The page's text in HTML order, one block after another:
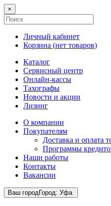
×
Личный кабинет
Корзина (нет товаров)
Каталог
Сервисный центр
Онлайн-кассы
Тахографы
Новости и акции
Лизинг
О компании
Покупателям
Доставка и оплата
Программы
Наши работы
Контакты
Вакансии
Ваш городГород: Уфа